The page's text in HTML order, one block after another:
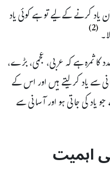
کرنے کے لیے تو ہے کوئی یاد (2)
کا ثمرہ ہے کہ عربی، عجمی، بڑے،
یاد کر لیتے ہیں اور اس کے
یاد کی جاتی ہو اور آسانی سے
اہمیت